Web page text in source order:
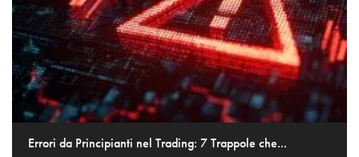
Errori da Principianti nel Trading: 7 Trappole che...